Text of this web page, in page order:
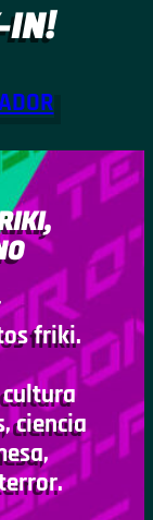
IN!
friki.
ciencia